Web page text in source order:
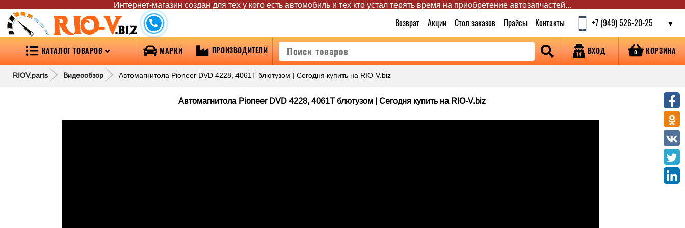
Интернет-магазин создан для тех у кого есть автомобиль и тех кто устал терять время на приобретение автозапчастей...
RIO-V.biz Возврат Акции Стол заказов Прайсы Контакты +7 (949) 526-20-25
КАТАЛОГ ТОВАРОВ МАРКИ ПРОИЗВОДИТЕЛИ ВХОД 0 КОРЗИНА
RIOV.parts Видеообзор Автомагнитола Pioneer DVD 4228, 4061T блютузом | Сегодня купить на RIO-V.biz
Автомагнитола Pioneer DVD 4228, 4061T блютузом | Сегодня купить на RIO-V.biz